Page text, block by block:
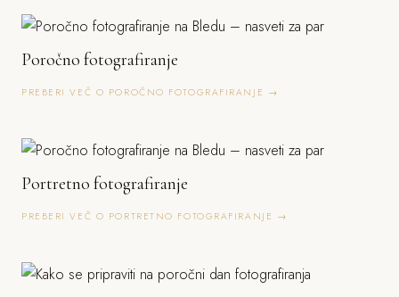
Poročno fotografiranje
PREBERI VEČ O POROČNO FOTOGRAFIRANJE →
Portretno fotografiranje
PREBERI VEČ O PORTRETNO FOTOGRAFIRANJE →